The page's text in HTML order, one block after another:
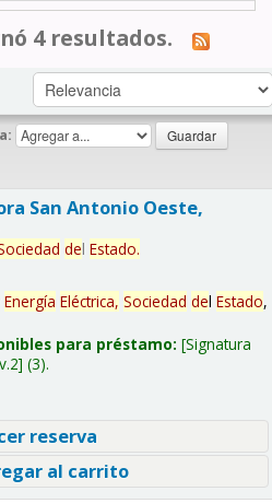
4 resultados.
San Antonio Oeste,
del Estado.
Energía Eléctrica, Sociedad del Estado,
para préstamo: Signatura
(3).
reserva
al carrito